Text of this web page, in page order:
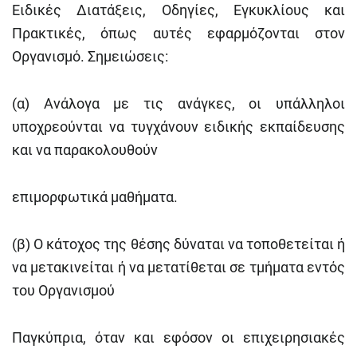
Ειδικές Διατάξεις, Οδηγίες, Εγκυκλίους και
Πρακτικές, όπως αυτές εφαρμόζονται στον
Οργανισμό. Σημειώσεις:
(α) Ανάλογα με τις ανάγκες, οι υπάλληλοι
υποχρεούνται να τυγχάνουν ειδικής εκπαίδευσης
και να παρακολουθούν
επιμορφωτικά μαθήματα.
(β) Ο κάτοχος της θέσης δύναται να τοποθετείται ή
να μετακινείται ή να μετατίθεται σε τμήματα εντός
του Οργανισμού
Παγκύπρια, όταν και εφόσον οι επιχειρησιακές